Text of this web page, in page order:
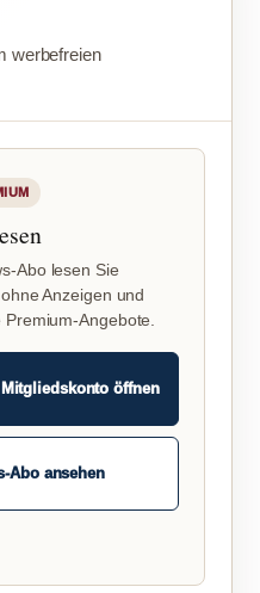
werbefreien
Abo lesen Sie
Anzeigen und
Premium-Angebote.
öffnen
Abo ansehen